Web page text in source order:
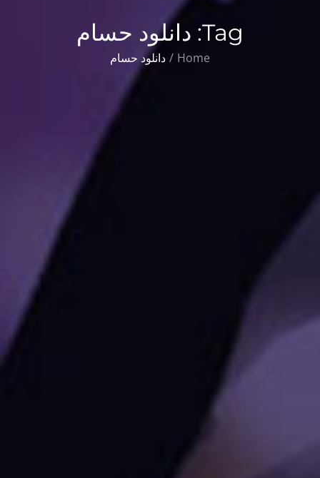
Tag: دانلود حسام
Home دانلود حسام